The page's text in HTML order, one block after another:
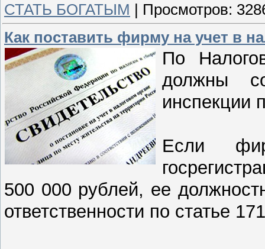
СТАТЬ БОГАТЫМ | Просмотров:
Как поставить фирму на учет в
По
должны
инспекции
Если
500 000 рублей, ее
ответственности по статье